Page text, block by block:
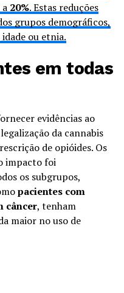
20%. Estas reduções
grupos demográficos,
ou etnia.
em todas
evidências ao
da cannabis
de opióides. Os
impacto foi
os subgrupos,
pacientes com
câncer, tenham
maior no uso de